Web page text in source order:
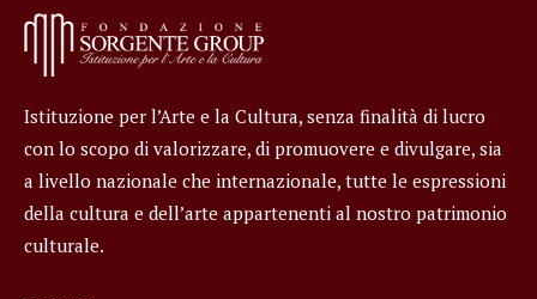
Istituzione per l’Arte e la Cultura, senza finalità di lucro
con lo scopo di valorizzare, di promuovere e divulgare, sia
a livello nazionale che internazionale, tutte le espressioni
della cultura e dell’arte appartenenti al nostro patrimonio
culturale.